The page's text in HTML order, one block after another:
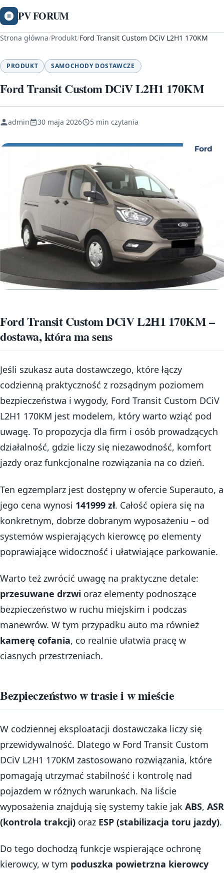
PV FORUM
Strona główna/Produkt/Ford Transit Custom DCiV L2H1 170KM
PRODUKT SAMOCHODY DOSTAWCZE
Ford Transit Custom DCiV L2H1 170KM
admin 30 maja 2026 5 min czytania
Ford Transit Custom DCiV L2H1 170KM –
dostawa, która ma sens
Jeśli szukasz auta dostawczego, które łączy
codzienną praktyczność z rozsądnym poziomem
bezpieczeństwa i wygody, Ford Transit Custom DCiV
L2H1 170KM jest modelem, który warto wziąć pod
uwagę. To propozycja dla firm i osób prowadzących
działalność, gdzie liczy się niezawodność, komfort
jazdy oraz funkcjonalne rozwiązania na co dzień.
Ten egzemplarz jest dostępny w ofercie Superauto, a
jego cena wynosi 141999 zł. Całość opiera się na
konkretnym, dobrze dobranym wyposażeniu – od
systemów wspierających kierowcę po elementy
poprawiające widoczność i ułatwiające parkowanie.
Warto też zwrócić uwagę na praktyczne detale:
przesuwane drzwi oraz elementy podnoszące
bezpieczeństwo w ruchu miejskim i podczas
manewrów. W tym przypadku auto ma również
kamerę cofania, co realnie ułatwia pracę w
ciasnych przestrzeniach.
Bezpieczeństwo w trasie i w mieście
W codziennej eksploatacji dostawczaka liczy się
przewidywalność. Dlatego w Ford Transit Custom
DCiV L2H1 170KM zastosowano rozwiązania, które
pomagają utrzymać stabilność i kontrolę nad
pojazdem w różnych warunkach. Na liście
wyposażenia znajdują się systemy takie jak ABS, ASR
(kontrola trakcji) oraz ESP (stabilizacja toru jazdy).
Do tego dochodzą funkcje wspierające ochronę
kierowcy, w tym poduszka powietrzna kierowcy